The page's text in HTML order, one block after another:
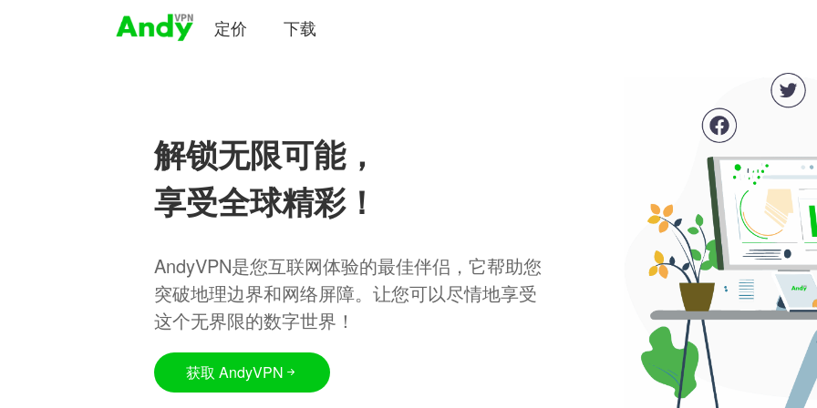
定价 下载
解锁无限可能，
享受全球精彩！
AndyVPN是您互联网体验的最佳伴侣，它帮助您
突破地理边界和网络屏障。让您可以尽情地享受
这个无界限的数字世界！
获取 AndyVPN